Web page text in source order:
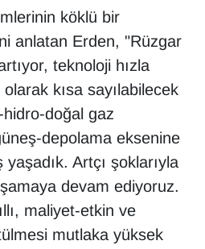
köklü bir
anlatan Erden, "Rüzgar
teknoloji hızla
kısa sayılabilecek
doğal gaz
depolama eksenine
Artçı şoklarıyla
devam ediyoruz.
maliyet-etkin ve
mutlaka yüksek